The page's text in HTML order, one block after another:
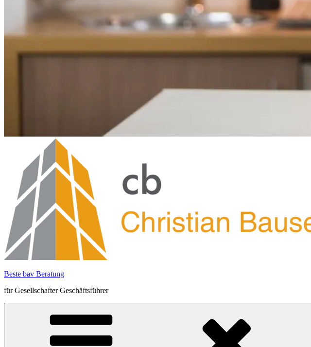
Beste bav Beratung
für Gesellschafter Geschäftsführer